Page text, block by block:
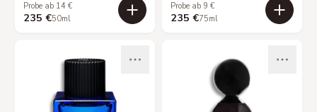
Probe ab 14 €
235 €50ml
Probe ab 9 €
235 €75ml